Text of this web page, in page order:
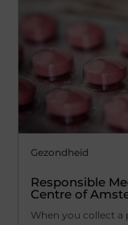
Gezondheid
Responsible
Centre of
When you collect